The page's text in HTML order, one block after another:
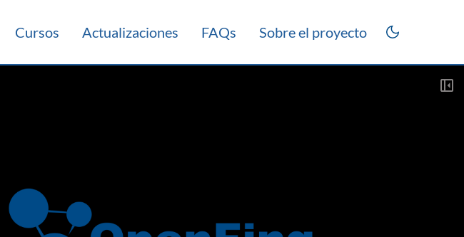
Cursos Actualizaciones FAQs Sobre el proyecto